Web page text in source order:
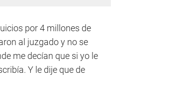
por 4 millones de
al juzgado y no se
me decían que si yo le
Y le dije que de